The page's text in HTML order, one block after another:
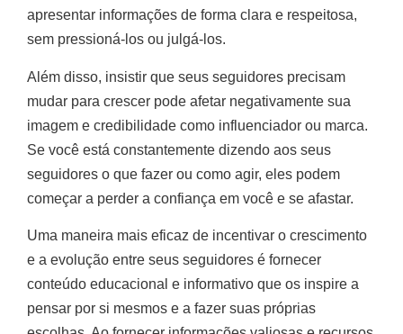
apresentar informações de forma clara e respeitosa,
sem pressioná-los ou julgá-los.
Além disso, insistir que seus seguidores precisam
mudar para crescer pode afetar negativamente sua
imagem e credibilidade como influenciador ou marca.
Se você está constantemente dizendo aos seus
seguidores o que fazer ou como agir, eles podem
começar a perder a confiança em você e se afastar.
Uma maneira mais eficaz de incentivar o crescimento
e a evolução entre seus seguidores é fornecer
conteúdo educacional e informativo que os inspire a
pensar por si mesmos e a fazer suas próprias